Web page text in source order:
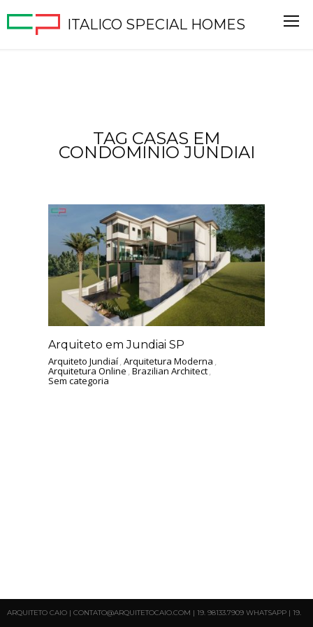
ITALICO SPECIAL HOMES
TAG CASAS EM
CONDOMINIO JUNDIAI
Arquiteto em Jundiai SP
Arquiteto Jundiaí, Arquitetura Moderna ,
Arquitetura Online , Brazilian Architect,
Sem categoria
ARQUITETO CAIO | CONTATO@ARQUITETOCAIO.COM | 19. 98133.7909 WHATSAPP | 19.